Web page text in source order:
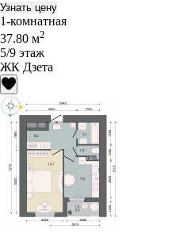
Узнать цену
1-комнатная
37.80 м2
5/9 этаж
ЖК Дзета